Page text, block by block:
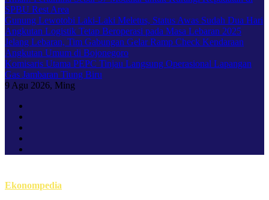
SPBU Rest Area
Gunung Lewotobi Laki-Laki Meletus, Status Awas Sudah Dua Hari
Angkutan Logistik Tetap Beroperasi pada Masa Lebaran 2025
Jelang Lebaran, Tim Gabungan Gelar Ramp Check Kendaraan
Angkutan Umum di Bojonegoro
Komisaris Utama PEPC Tinjau Langsung Operasional Lapangan
Gas Jambaran Tiung Biru
9 Agu 2026, Ming
Ekonompedia